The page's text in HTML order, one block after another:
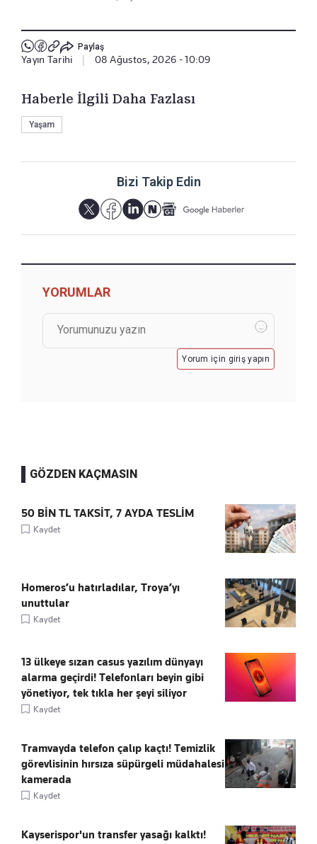
Paylaş
Yayın Tarihi 08 Ağustos, 2026 - 10:09
Haberle İlgili Daha Fazlası
Yaşam
Bizi Takip Edin
YORUMLAR
Yorum için giriş yapın
GÖZDEN KAÇMASIN
50 BİN TL TAKSİT, 7 AYDA TESLİM
Kaydet
Homeros’u hatırladılar, Troya’yı
unuttular
Kaydet
13 ülkeye sızan casus yazılım dünyayı
alarma geçirdi! Telefonları beyin gibi
yönetiyor, tek tıkla her şeyi siliyor
Kaydet
Tramvayda telefon çalıp kaçtı! Temizlik
görevlisinin hırsıza süpürgeli müdahalesi
kamerada
Kaydet
Kayserispor'un transfer yasağı kalktı!